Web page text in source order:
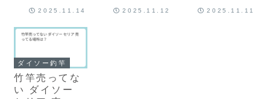
2025.11.14
すめ
2025.11.12
とレンジ ボト
2025.11.11
ダイソー釣竿
竹竿売ってな
い ダイソー